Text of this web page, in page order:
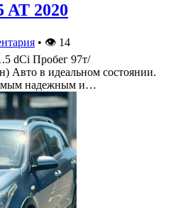
AT 2020
• 👁 14
dCi Пробег 97т/
Авто в идеальном состоянии.
надежным и…